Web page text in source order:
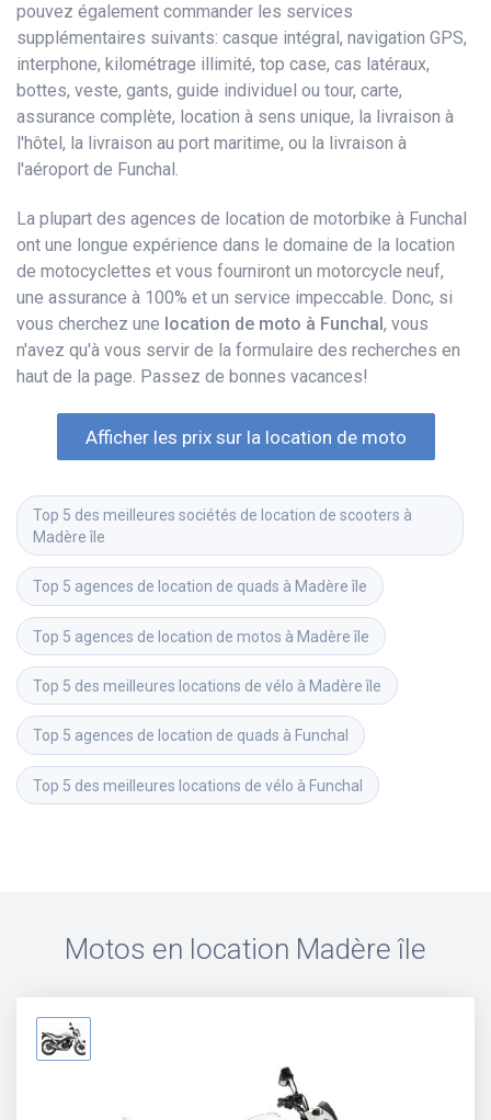
pouvez également commander les services
supplémentaires suivants: casque intégral, navigation GPS,
interphone, kilométrage illimité, top case, cas latéraux,
bottes, veste, gants, guide individuel ou tour, carte,
assurance complète, location à sens unique, la livraison à
l'hôtel, la livraison au port maritime, ou la livraison à
l'aéroport de Funchal.
La plupart des agences de location de motorbike à Funchal
ont une longue expérience dans le domaine de la location
de motocyclettes et vous fourniront un motorcycle neuf,
une assurance à 100% et un service impeccable. Donc, si
vous cherchez une location de moto à Funchal, vous
n'avez qu'à vous servir de la formulaire des recherches en
haut de la page. Passez de bonnes vacances!
Afficher les prix sur la location de moto
Top 5 des meilleures sociétés de location de scooters à
Madère île
Top 5 agences de location de quads à Madère île
Top 5 agences de location de motos à Madère île
Top 5 des meilleures locations de vélo à Madère île
Top 5 agences de location de quads à Funchal
Top 5 des meilleures locations de vélo à Funchal
Motos en location Madère île